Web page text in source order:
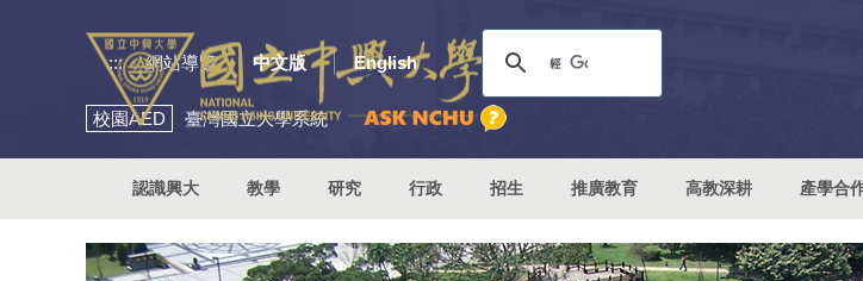
::: 網站導覽 中文版 English
校園AED 臺灣國立大學系統
認識興大 教學 研究 行政 招生 推廣教育 高教深耕 產學合